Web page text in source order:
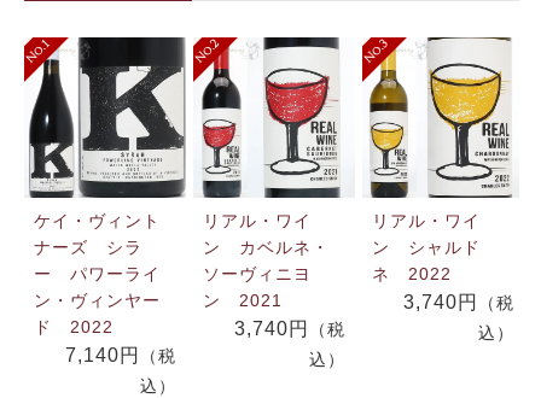
ケイ・ヴィント
ナーズ シラ
ー パワーライ
ン・ヴィンヤー
ド 2022
7,140円
（税
込）
リアル・ワイ
ン カベルネ・
ソーヴィニヨ
ン 2021
3,740円
（税
込）
リアル・ワイ
ン シャルド
ネ 2022
3,740円
（税
込）